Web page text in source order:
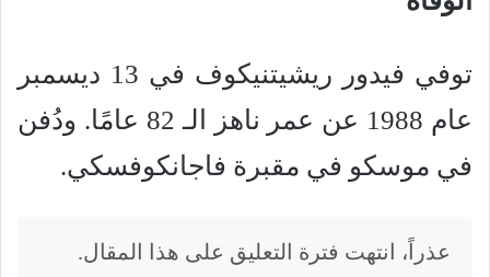
توفي فيدور ريشيتنيكوف في 13 ديسمبر
عام 1988 عن عمر ناهز الـ 82 عامًا. ودُفن
في موسكو في مقبرة فاجانكوفسكي.
عذراً، انتهت فترة التعليق على هذا المقال.